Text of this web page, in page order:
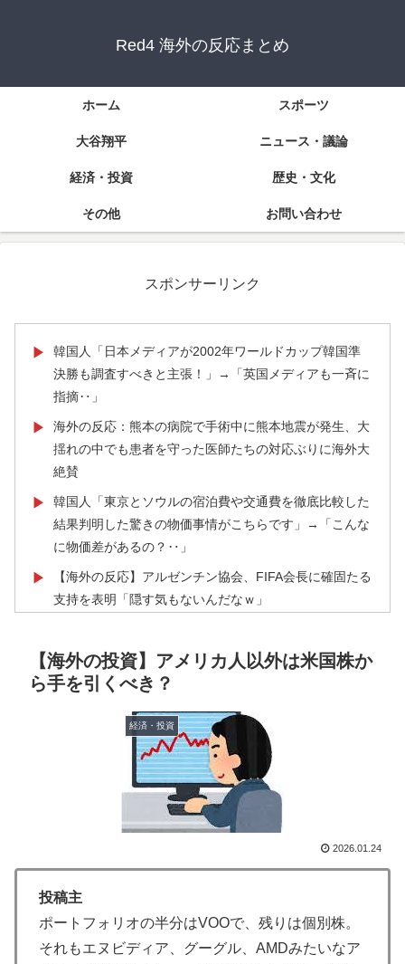
Red4 海外の反応まとめ
ホーム スポーツ
大谷翔平 ニュース・議論
経済・投資 歴史・文化
その他 お問い合わせ
スポンサーリンク
▶
韓国人「日本メディアが2002年ワールドカップ韓国準
決勝も調査すべきと主張！」→「英国メディアも一斉に
指摘‥」
▶
海外の反応：熊本の病院で手術中に熊本地震が発生、大
揺れの中でも患者を守った医師たちの対応ぶりに海外大
絶賛
▶
韓国人「東京とソウルの宿泊費や交通費を徹底比較した
結果判明した驚きの物価事情がこちらです」→「こんな
に物価差があるの？‥」
▶
【海外の反応】アルゼンチン協会、FIFA会長に確固たる
支持を表明「隠す気もないんだなｗ」
ヨーロッパ全土から不満の声
▶ イチローさん「僕は本を読まない。好きなアニメはドラ
韓国人「熊本地震で見る日本の土木技術の完全勝利をご
覧ください」→「これはすごいわ」「こういうのを見る
と日本人は何か適当に作る感じがしない・・・」「あれ
がまさに経験値である」
韓国人「とある日本の飲食店で、韓国人店員が韓国人団
転向させないのはなんで？ → 「100mとマラソンの違
い」「先発は2－3種類の一級品の変化球が必要だから
な」
【海外の投資】アメリカ人以外は米国株か
ら手を引くべき？
経済・投資
2026.01.24
投稿主
ポートフォリオの半分はVOOで、残りは個別株。
それもエヌビディア、グーグル、AMDみたいなア